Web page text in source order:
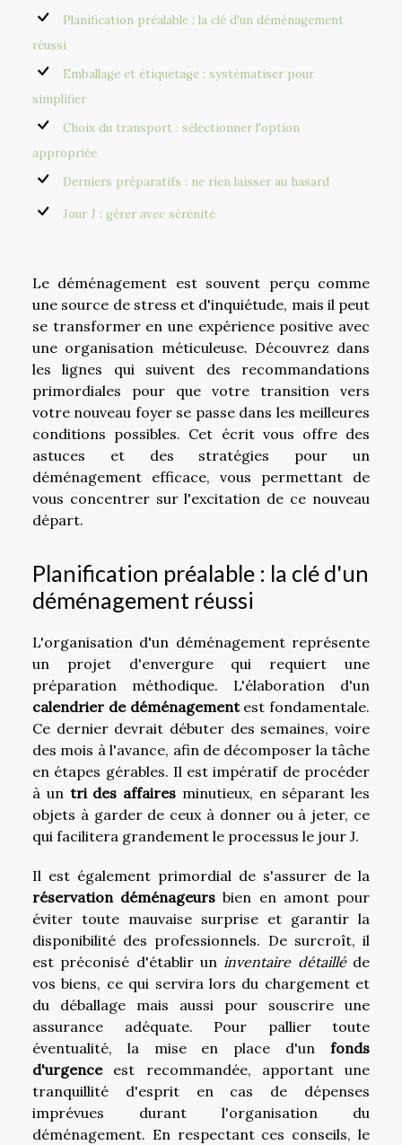
Planification préalable : la clé d'un déménagement
réussi
Emballage et étiquetage : systématiser pour
simplifier
Choix du transport : sélectionner l'option
appropriée
Derniers préparatifs : ne rien laisser au hasard
Jour J : gérer avec sérénité
Le déménagement est souvent perçu comme
une source de stress et d'inquiétude, mais il peut
se transformer en une expérience positive avec
une organisation méticuleuse. Découvrez dans
les lignes qui suivent des recommandations
primordiales pour que votre transition vers
votre nouveau foyer se passe dans les meilleures
conditions possibles. Cet écrit vous offre des
astuces et des stratégies pour un
déménagement efficace, vous permettant de
vous concentrer sur l'excitation de ce nouveau
départ.
Planification préalable : la clé d'un
déménagement réussi
L'organisation d'un déménagement représente
un projet d'envergure qui requiert une
préparation méthodique. L'élaboration d'un
calendrier de déménagementest fondamentale.
Ce dernier devrait débuter des semaines, voire
des mois à l'avance, afin de décomposer la tâche
en étapes gérables. Il est impératif de procéder
à un tri des affaires minutieux, en séparant les
objets à garder de ceux à donner ou à jeter, ce
qui facilitera grandement le processus le jour J.
Il est également primordial de s'assurer de la
réservation déménageurs bien en amont pour
éviter toute mauvaise surprise et garantir la
disponibilité des professionnels. De surcroît, il
est préconisé d'établir un inventaire détailléde
vos biens, ce qui servira lors du chargement et
du déballage mais aussi pour souscrire une
assurance adéquate. Pour pallier toute
éventualité, la mise en place d'un fonds
d'urgenceest recommandée, apportant une
tranquillité d'esprit en cas de dépenses
imprévues durant l'organisation du
déménagement. En respectant ces conseils, le